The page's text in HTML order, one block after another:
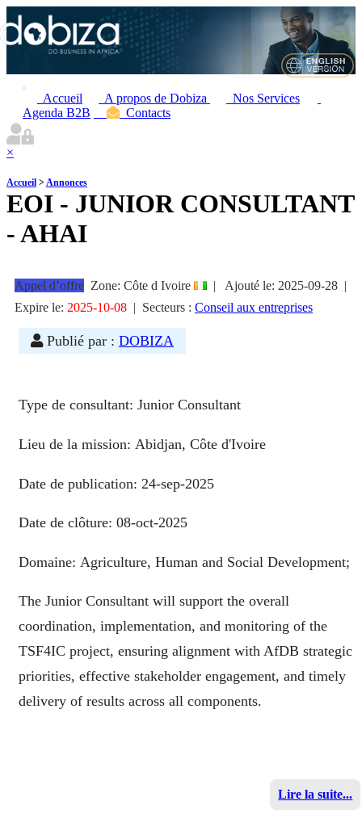
Accueil A propos de Dobiza
Nos Services
Agenda B2B
Contacts
×
Accueil >Annonces
EOI - JUNIOR CONSULTANT
- AHAI
Appel d’offre Zone: Côte d Ivoire | Ajouté le: 2025-09-28 |
Expire le: 2025-10-08 | Secteurs : Conseil aux entreprises
Publié par : DOBIZA
Type de consultant: Junior Consultant
Lieu de la mission: Abidjan, Côte d'Ivoire
Date de publication: 24-sep-2025
Date de clôture: 08-oct-2025
Domaine: Agriculture, Human and Social Development;
The Junior Consultant will support the overall
coordination, implementation, and monitoring of the
TSF4IC project, ensuring alignment with AfDB strategic
priorities, effective stakeholder engagement, and timely
delivery of results across all components.
Lire la suite...